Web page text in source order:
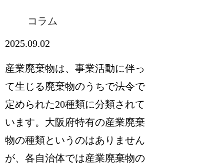
コラム
2025.09.02
産業廃棄物は、事業活動に伴っ
て生じる廃棄物のうちで法令で
定められた20種類に分類されて
います。大阪府特有の産業廃棄
物の種類というのはありません
が、各自治体では産業廃棄物の